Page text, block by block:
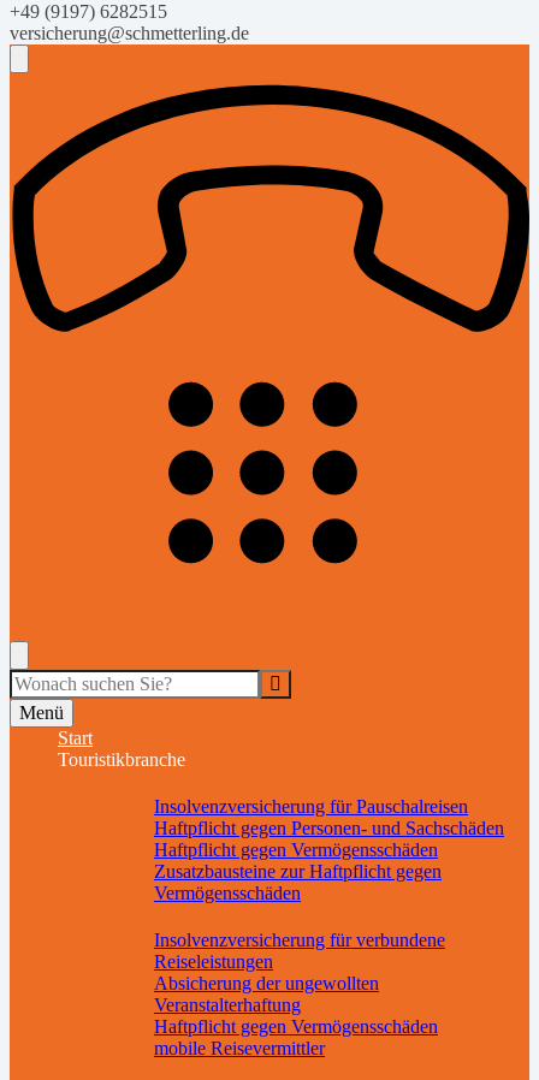
+49 (9197) 6282515
versicherung@schmetterling.de
Menü
Start
Touristikbranche
Insolvenzversicherung für Pauschalreisen
Haftpflicht gegen Personen- und Sachschäden
Haftpflicht gegen Vermögensschäden
Zusatzbausteine zur Haftpflicht gegen
Vermögensschäden
Insolvenzversicherung für verbundene
Reiseleistungen
Absicherung der ungewollten
Veranstalterhaftung
Haftpflicht gegen Vermögensschäden
mobile Reisevermittler